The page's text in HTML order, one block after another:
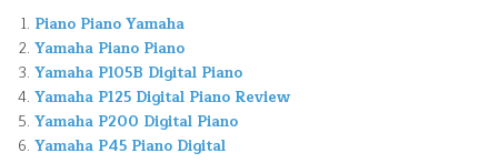
Piano Piano Yamaha
Yamaha Piano Piano
Yamaha P105B Digital Piano
Yamaha P125 Digital Piano Review
Yamaha P200 Digital Piano
Yamaha P45 Piano Digital